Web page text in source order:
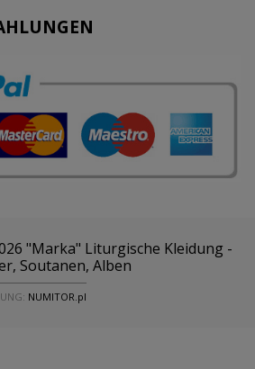
"Marka" Liturgische Kleidung -
Soutanen, Alben
NUMITOR.pl